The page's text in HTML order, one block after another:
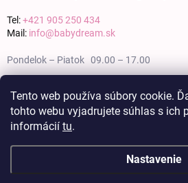
Tento web používa súbory cookie.
tohto webu vyjadrujete súhlas s ich
informácií tu.
Nastavenie
Tel:+421 905 250 434
Mail: info@babydream.sk
Pondelok – Piatok 09.00 – 17.00
Nedeľa zatvorené